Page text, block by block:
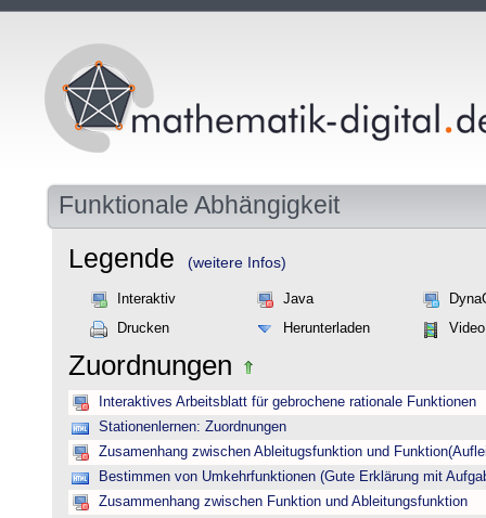
Funktionale Abhängigkeit
Legende (weitere Infos)
Interaktiv Java
Drucken
Herunterladen Video
Zuordnungen
Interaktives Arbeitsblatt für gebrochene rationale Funktionen
Stationenlernen: Zuordnungen
Zusamenhang zwischen Ableitugsfunktion und
Bestimmen von Umkehrfunktionen (Gute Erklärung mit
Zusammenhang zwischen Funktion und Ableitungsfunktion